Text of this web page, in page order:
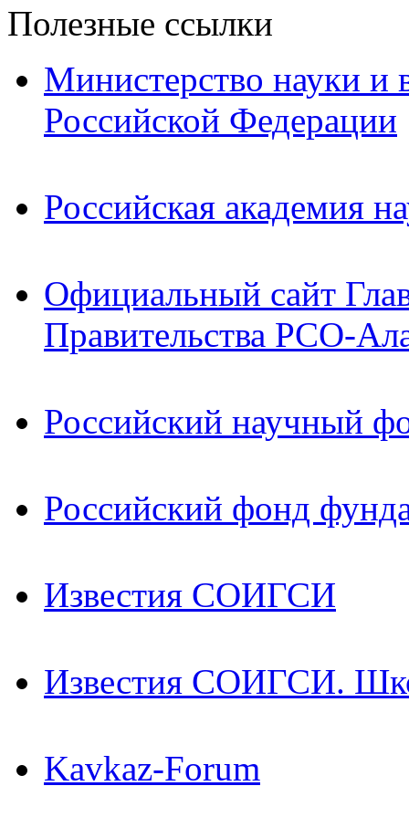
Полезные ссылки
Министерство науки и
Российской Федерации
Российская академия
Официальный сайт
Правительства РСО-
Российский научный
Российский фонд
Известия СОИГСИ
Известия СОИГСИ.
Kavkaz-Forum